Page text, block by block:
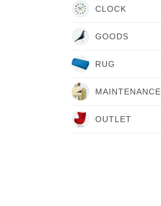
CLOCK
GOODS
RUG
MAINTENANCE
OUTLET